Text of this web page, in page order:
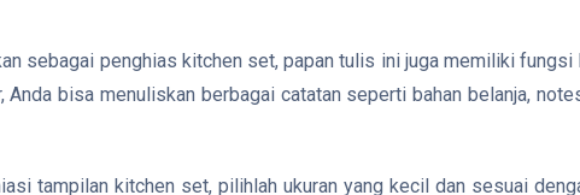
sebagai penghias kitchen set, papan tulis ini juga memiliki fungsi
Anda bisa menuliskan berbagai catatan seperti bahan belanja,
tampilan kitchen set, pilihlah ukuran yang kecil dan sesuai